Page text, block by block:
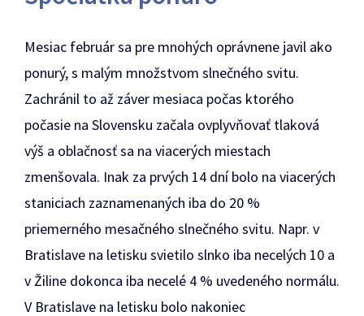
Mesiac február sa pre mnohých oprávnene javil ako
ponurý, s malým množstvom slnečného svitu.
Zachránil to až záver mesiaca počas ktorého
počasie na Slovensku začala ovplyvňovať tlaková
výš a oblačnosť sa na viacerých miestach
zmenšovala. Inak za prvých 14 dní bolo na viacerých
staniciach zaznamenaných iba do 20 %
priemerného mesačného slnečného svitu. Napr. v
Bratislave na letisku svietilo slnko iba necelých 10 a
v Žiline dokonca iba necelé 4 % uvedeného normálu.
V Bratislave na letisku bolo nakoniec